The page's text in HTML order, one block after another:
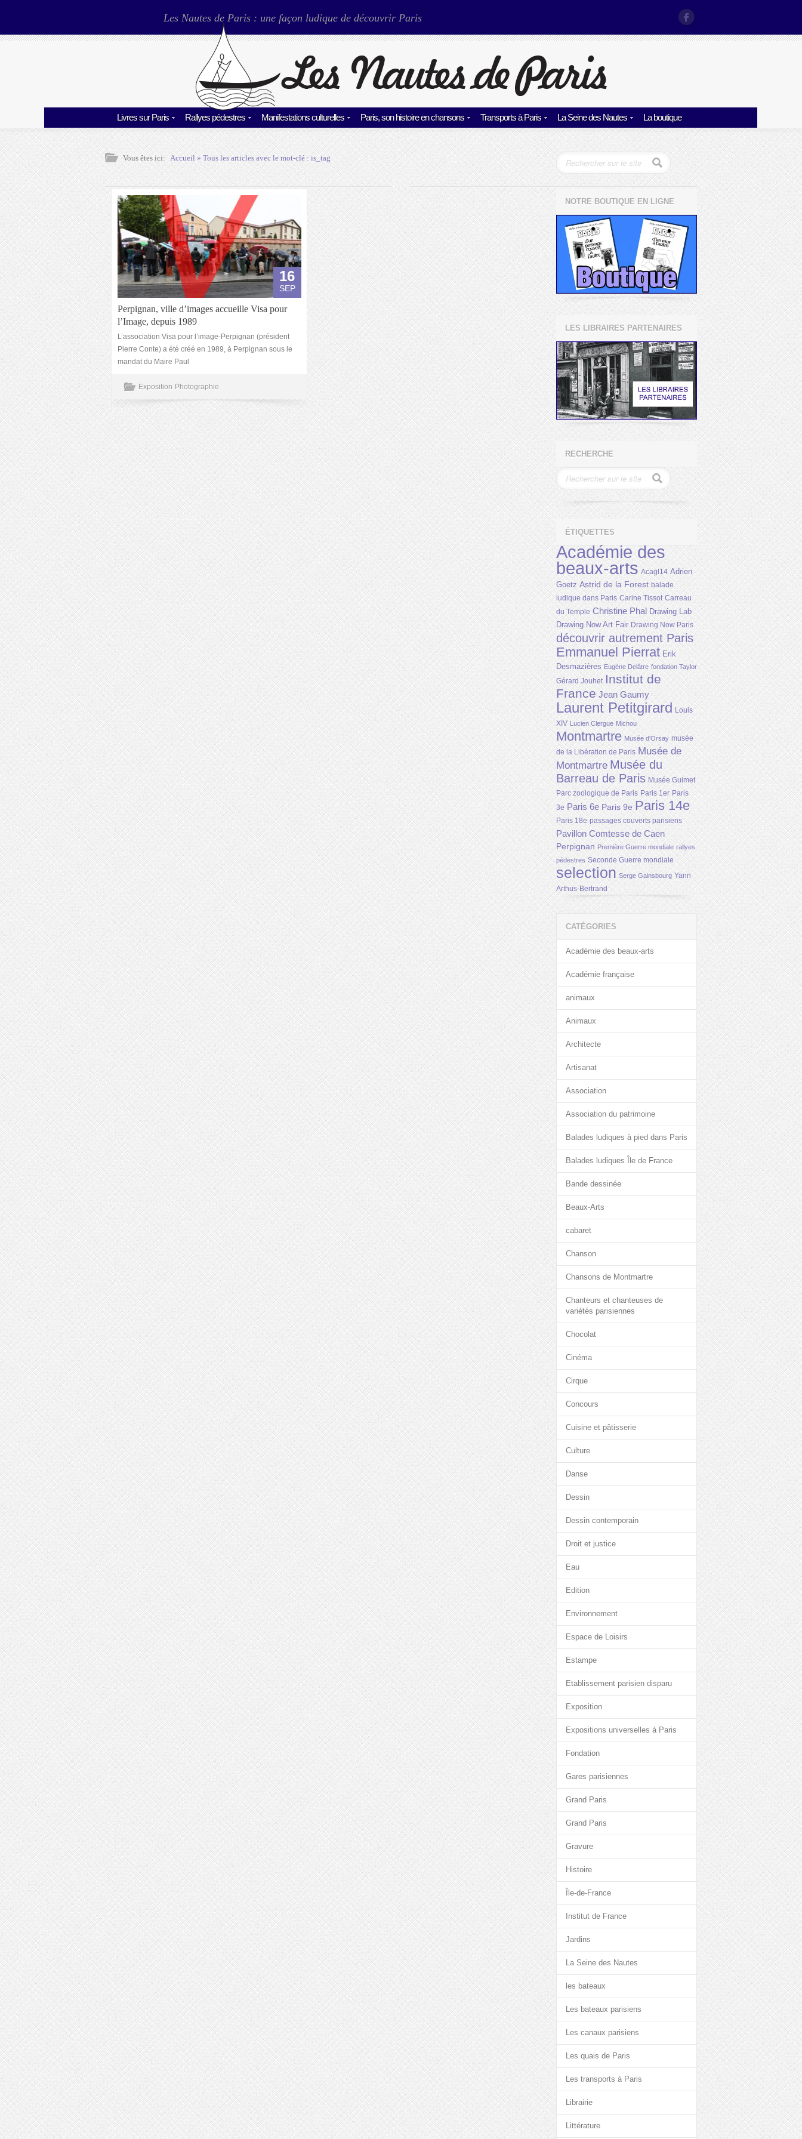
Les Nautes de Paris : une façon ludique de découvrir Paris
Livres sur Paris Rallyes pédestres Manifestations culturelles Paris, son histoire en chansons Transports à Paris La Seine des Nautes La boutique
Vous êtes ici: Accueil» Tous les articles avec le mot-clé :is_tag
16
SEP
Perpignan, ville d’images accueille Visa pour
l’Image, depuis 1989
L’association Visa pour l’image-Perpignan (président
Pierre Conte) a été créé en 1989, à Perpignan sous le
mandat du Maire Paul
Exposition Photographie
NOTRE BOUTIQUE EN LIGNE
LES LIBRAIRES PARTENAIRES
RECHERCHE
ÉTIQUETTES
Académie des
beaux-arts Acagl14 Adrien
Goetz Astrid de la Forest balade
ludique dans Paris Carine Tissot Carreau
du Temple Christine Phal Drawing Lab
Drawing Now Art Fair Drawing Now Paris
découvrir autrement Paris
Emmanuel Pierrat Erik
Desmazières Eugène Delâtre fondation Taylor
Gérard Jouhet Institut de
France Jean Gaumy
Laurent Petitgirard Louis
XIV Lucien Clergue Michou
Montmartre Musée d'Orsay musée
de la Libération de Paris Musée de
Montmartre Musée du
Barreau de Paris Musée Guimet
Parc zoologique de Paris Paris 1er Paris
3e Paris 6e Paris 9e Paris 14e
Paris 18e passages couverts parisiens
Pavillon Comtesse de Caen
Perpignan Première Guerre mondiale rallyes
pédestres Seconde Guerre mondiale
selection Serge Gainsbourg Yann
Arthus-Bertrand
CATÉGORIES
Académie des beaux-arts
Académie française
animaux
Animaux
Architecte
Artisanat
Association
Association du patrimoine
Balades ludiques à pied dans Paris
Balades ludiques Île de France
Bande dessinée
Beaux-Arts
cabaret
Chanson
Chansons de Montmartre
Chanteurs et chanteuses de
variétés parisiennes
Chocolat
Cinéma
Cirque
Concours
Cuisine et pâtisserie
Culture
Danse
Dessin
Dessin contemporain
Droit et justice
Eau
Edition
Environnement
Espace de Loisirs
Estampe
Etablissement parisien disparu
Exposition
Expositions universelles à Paris
Fondation
Gares parisiennes
Grand Paris
Grand Paris
Gravure
Histoire
Île-de-France
Institut de France
Jardins
La Seine des Nautes
les bateaux
Les bateaux parisiens
Les canaux parisiens
Les quais de Paris
Les transports à Paris
Librairie
Littérature